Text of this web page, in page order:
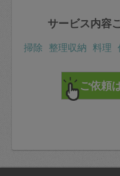
サービス内容
掃除 整理収納 料理